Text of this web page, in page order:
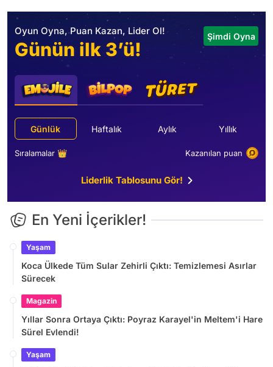
Oyun Oyna, Puan Kazan, Lider Ol!
Günün ilk 3’ü!
Şimdi Oyna
Günlük Haftalık Aylık Yıllık
Sıralamalar 👑 Kazanılan puan
Liderlik Tablosunu Gör!
En Yeni İçerikler!
Yaşam
Koca Ülkede Tüm Sular Zehirli Çıktı: Temizlemesi Asırlar
Sürecek
Magazin
Yıllar Sonra Ortaya Çıktı: Poyraz Karayel'in Meltem'i Hare
Sürel Evlendi!
Yaşam